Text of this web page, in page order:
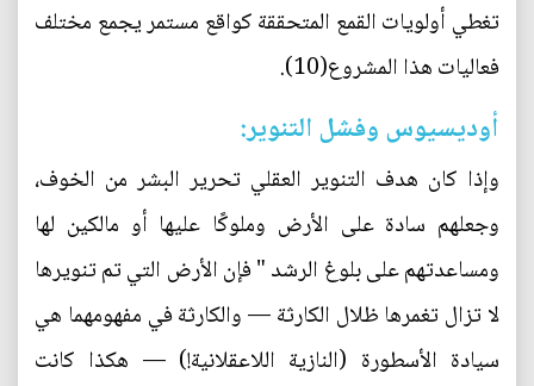
تغطي أولويات القمع المتحققة كواقع مستمر يجمع مختلف
فعاليات هذا المشروع(10).
أوديسيوس وفشل التنوير:
وإذا كان هدف التنوير العقلي تحرير البشر من الخوف،
وجعلهم سادة على الأرض وملوكًا عليها أو مالكين لها
ومساعدتهم على بلوغ الرشد " فإن الأرض التي تم تنويرها
لا تزال تغمرها ظلال الكارثة — والكارثة في مفهومهما هي
سيادة الأسطورة (النازية اللاعقلانية!) — هكذا كانت